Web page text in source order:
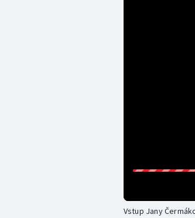
Vstup Jany